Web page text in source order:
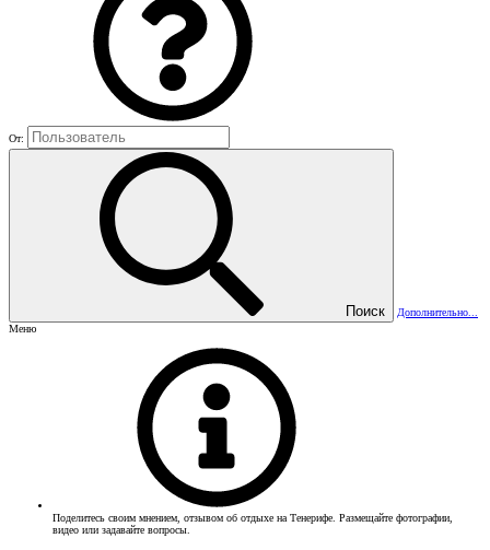
От:
Поиск
Дополнительно...
Меню
Поделитесь своим мнением, отзывом об отдыхе на Тенерифе. Размещайте фотографии,
видео или задавайте вопросы.